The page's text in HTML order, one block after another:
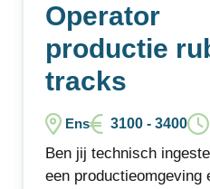
Operator
productie
tracks
Ens 3100 - 3400
Ben jij technisch
een productieomgeving